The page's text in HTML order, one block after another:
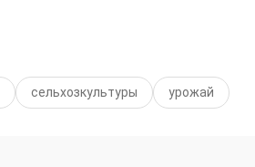
сельхозкультуры урожай